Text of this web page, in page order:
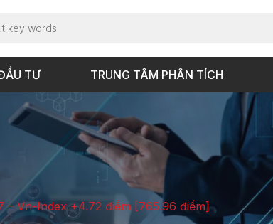
TƯ TRUNG TÂM PHÂN TÍCH
– Vn-Index +4.72 điểm [765.96 điểm]